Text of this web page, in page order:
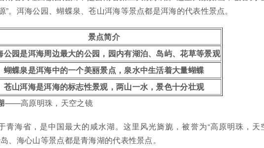
”。洱海公园、蝴蝶泉、苍山洱海等景点都是洱海的代表性景点。
景点简介
公园是洱海周边最大的公园，园内有湖泊、岛屿、花草等景观
蝴蝶泉是洱海中的一个美丽景点，泉水中生活着大量蝴蝶
苍山洱海是洱海的标志性景观，两山一水，景色十分壮观
——高原明珠，天空之镜
青海省，是中国最大的咸水湖。这里风光旖旎，被誉为“高原明珠，天
、海心山等景点都是青海湖的代表性景点。